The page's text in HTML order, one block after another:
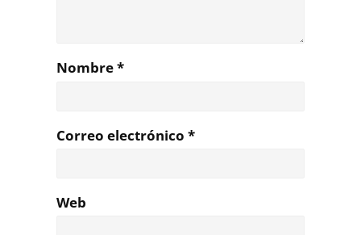
Nombre*
Correo electrónico *
Web